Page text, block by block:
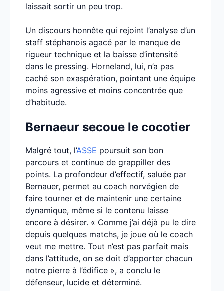
laissait sortir un peu trop.
Un discours honnête qui rejoint l’analyse d’un
staff stéphanois agacé par le manque de
rigueur technique et la baisse d’intensité
dans le pressing. Horneland, lui, n’a pas
caché son exaspération, pointant une équipe
moins agressive et moins concentrée que
d’habitude.
Bernaeur secoue le cocotier
Malgré tout, l’ASSE poursuit son bon
parcours et continue de grappiller des
points. La profondeur d’effectif, saluée par
Bernauer, permet au coach norvégien de
faire tourner et de maintenir une certaine
dynamique, même si le contenu laisse
encore à désirer. « Comme j’ai déjà pu le dire
depuis quelques matchs, je joue où le coach
veut me mettre. Tout n’est pas parfait mais
dans l’attitude, on se doit d’apporter chacun
notre pierre à l’édifice », a conclu le
défenseur, lucide et déterminé.